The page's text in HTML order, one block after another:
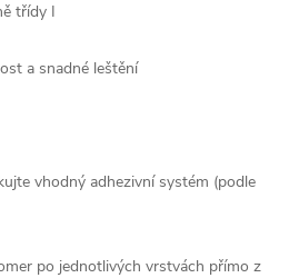
třídy I
a snadné leštění
vhodný adhezivní systém (podle
po jednotlivých vrstvách přímo z